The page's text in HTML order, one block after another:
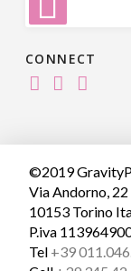
CONNECT
©2019
Via Andorno, 22
10153 Torino
P.iva
Tel +39